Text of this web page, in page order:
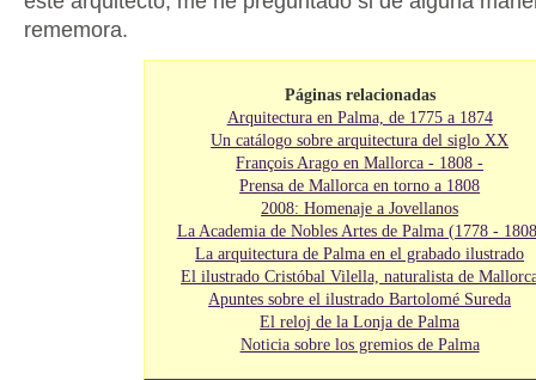
rememora.
Páginas relacionadas
Arquitectura en Palma, de 1775 a 1874
Un catálogo sobre arquitectura del siglo XX
François Arago en Mallorca - 1808 -
Prensa de Mallorca en torno a 1808
2008: Homenaje a Jovellanos
La Academia de Nobles Artes de Palma (1778 -
La arquitectura de Palma en el grabado ilustrado
El ilustrado Cristóbal Vilella, naturalista de
Apuntes sobre el ilustrado Bartolomé Sureda
El reloj de la Lonja de Palma
Noticia sobre los gremios de Palma